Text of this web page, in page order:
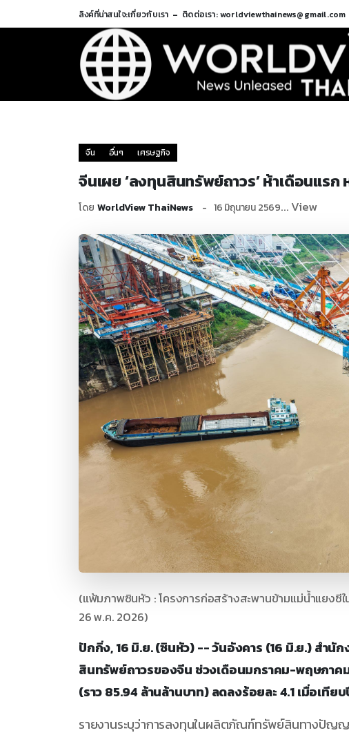
ลิงค์ที่น่าสนใจ:เกี่ยวกับเรา ติดต่อเรา: worldviewthainews@gmail.com
จีน อื่นๆ เศรษฐกิจ
จีนเผย ‘ลงทุนสินทรัพย์ถาวร’ ห้าเดือนแรก
โดย WorldView ThaiNews 16 มิถุนายน 2569... View
(แฟ้มภาพซินหัว : โครงการก่อสร้างสะพานข้ามแม่น้ำแยงซี
26 พ.ค. 2026)
ปักกิ่ง, 16 มิ.ย. (ซินหัว) -- วันอังคาร (16 มิ.ย.) สำนั
สินทรัพย์ถาวรของจีน ช่วงเดือนมกราคม-พฤษภาค
(ราว 85.94 ล้านล้านบาท) ลดลงร้อยละ 4.1 เมื่อเทีย
รายงานระบุว่าการลงทุนในผลิตภัณฑ์ทรัพย์สินทางปัญ